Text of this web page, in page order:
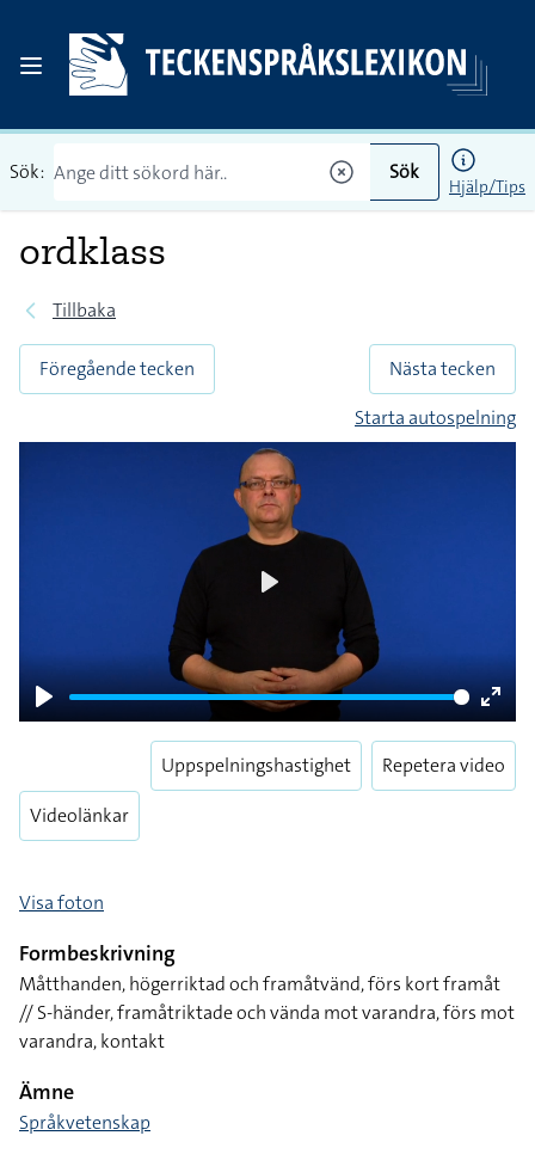
Sök: Sök
Hjälp/Tips
ordklass
Tillbaka
Föregående tecken
Nästa tecken
Starta autospelning
Play
Enter
Videolänkar
Uppspelningshastighet Repetera video
Visa foton
Formbeskrivning
Måtthanden, högerriktad och framåtvänd, förs kort framåt
// S-händer, framåtriktade och vända mot varandra, förs mot
varandra, kontakt
Ämne
Språkvetenskap